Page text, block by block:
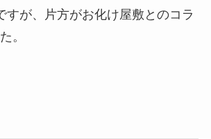
すが、片方がお化け屋敷とのコラ
。